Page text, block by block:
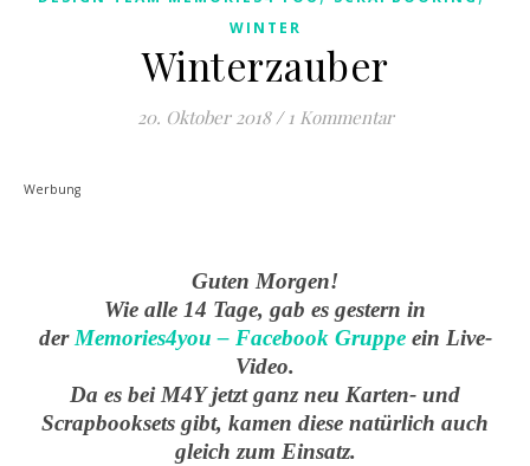
WINTER
Winterzauber
20. Oktober 2018 / 1 Kommentar
Werbung
Guten Morgen!
Wie alle 14 Tage, gab es gestern in
der Memories4you – Facebook Gruppeein Live-
Video.
Da es bei M4Y jetzt ganz neu Karten- und
Scrapbooksets gibt, kamen diese natürlich auch
gleich zum Einsatz.